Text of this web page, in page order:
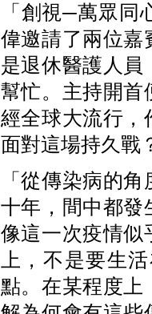
「創視─萬眾
偉邀請了兩位嘉
是退休醫護人員
幫忙。主持開首
經全球大流行，
面對這場持久戰
「從傳染病的
十年，間中都發
像這一次疫情似
上，不是要生
點。在某程度上